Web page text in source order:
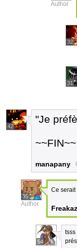
Author
32
31
42
"Je
~~FIN~~
manapany
35
Author
Ce
54
tsss